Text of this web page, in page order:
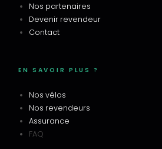
Nos partenaires
Devenir revendeur
Contact
EN SAVOIR PLUS ?
Nos vélos
Nos revendeurs
Assurance
FAQ